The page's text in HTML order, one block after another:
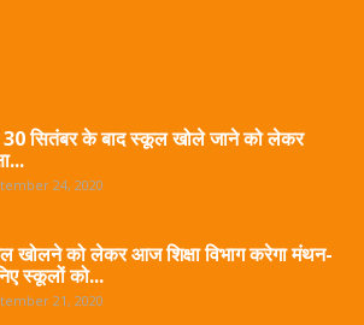
सितंबर के बाद स्कूल खोले जाने को लेकर
24, 2020
खोलने को लेकर आज शिक्षा विभाग करेगा मंथन-
स्कूलों को...
21, 2020